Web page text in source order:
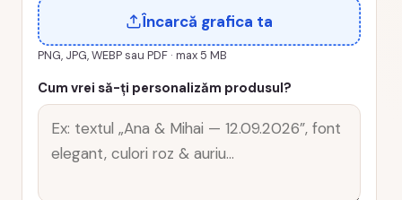
Încarcă grafica ta
PNG, JPG, WEBP sau PDF · max 5 MB
Cum vrei să-ți personalizăm produsul?